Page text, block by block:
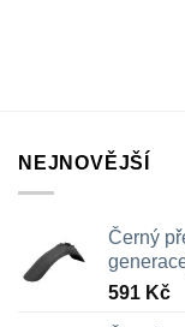
NEJNOVĚJŠÍ
Černý
591 Kč